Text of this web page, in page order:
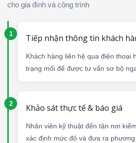
cho gia đình và công trình
Tiếp nhận thông tin khách
Khách hàng liên hệ qua điện thoại
trạng mối để được tư vấn sơ bộ
Khảo sát thực tế & báo giá
Nhân viên kỹ thuật đến tận nơi
xác định mức độ và đưa ra